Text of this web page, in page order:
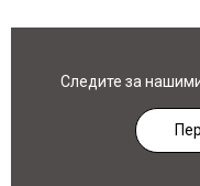
Следите за